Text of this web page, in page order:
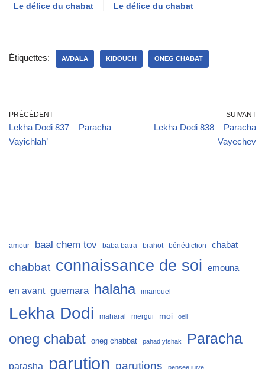
Le délice du chabat
Le délice du chabat
Étiquettes: AVDALA KIDOUCH ONEG CHABAT
PRÉCÉDENT
Lekha Dodi 837 – Paracha
Vayichlah’
SUIVANT
Lekha Dodi 838 – Paracha
Vayechev
amour baal chem tov baba batra brahot bénédiction chabat
chabbat connaissance de soi emouna
en avant guemara halaha imanouel
Lekha Dodi maharal mergui moi oeil
oneg chabat oneg chabbat pahad ytshak Paracha
parasha parution parutions pensee juive